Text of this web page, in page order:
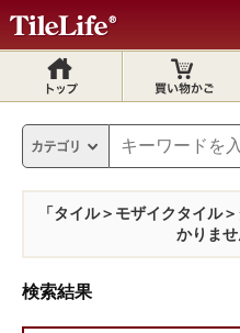
「タイル＞モザイクタイル
かりませ
検索結果